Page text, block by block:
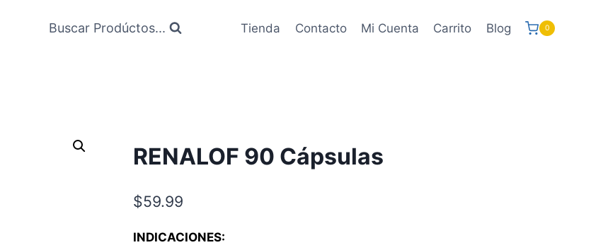
Buscar Prodúctos... Tienda Contacto Mi Cuenta Carrito Blog 0
RENALOF 90 Cápsulas
$59.99
INDICACIONES: